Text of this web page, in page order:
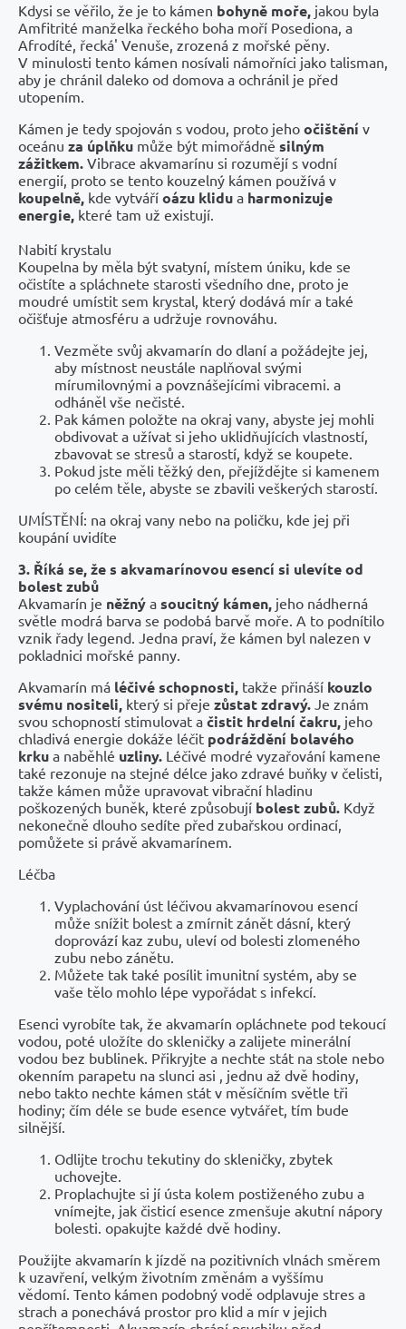
Kdysi se věřilo, že je to kámen bohyně moře, jakou byla
Amfitrité manželka řeckého boha moří Posediona, a
Afrodíté, řecká' Venuše, zrozená z mořské pěny.
V minulosti tento kámen nosívali námořníci jako talisman,
aby je chránil daleko od domova a ochránil je před
utopením.
Kámen je tedy spojován s vodou, proto jeho očištění v
oceánu za úplňku může být mimořádně silným
zážitkem. Vibrace akvamarínu si rozumějí s vodní
energií, proto se tento kouzelný kámen používá v
koupelně, kde vytváří oázu klidu a harmonizuje
energie, které tam už existují.
Nabití krystalu
Koupelna by měla být svatyní, místem úniku, kde se
očistíte a spláchnete starosti všedního dne, proto je
moudré umístit sem krystal, který dodává mír a také
očišťuje atmosféru a udržuje rovnováhu.
Vezměte svůj akvamarín do dlaní a požádejte jej,
aby místnost neustále naplňoval svými
mírumilovnými a povznášejícími vibracemi. a
odháněl vše nečisté.
Pak kámen položte na okraj vany, abyste jej mohli
obdivovat a užívat si jeho uklidňujících vlastností,
zbavovat se stresů a starostí, když se koupete.
Pokud jste měli těžký den, přejíždějte si kamenem
po celém těle, abyste se zbavili veškerých starostí.
UMÍSTĚNÍ: na okraj vany nebo na poličku, kde jej při
koupání uvidíte
3. Říká se, že s akvamarínovou esencí si ulevíte od
bolest zubů
Akvamarín je něžný a soucitný kámen, jeho nádherná
světle modrá barva se podobá barvě moře. A to podnítilo
vznik řady legend. Jedna praví, že kámen byl nalezen v
pokladnici mořské panny.
Akvamarín má léčivé schopnosti, takže přináší kouzlo
svému nositeli, který si přeje zůstat zdravý. Je znám
svou schopností stimulovat a čistit hrdelní čakru, jeho
chladivá energie dokáže léčit podráždění bolavého
krku a naběhlé uzliny. Léčivé modré vyzařování kamene
také rezonuje na stejné délce jako zdravé buňky v čelisti,
takže kámen může upravovat vibrační hladinu
poškozených buněk, které způsobují bolest zubů. Když
nekonečně dlouho sedíte před zubařskou ordinací,
pomůžete si právě akvamarínem.
Léčba
Vyplachování úst léčivou akvamarínovou esencí
může snížit bolest a zmírnit zánět dásní, který
doprovází kaz zubu, uleví od bolesti zlomeného
zubu nebo zánětu.
Můžete tak také posílit imunitní systém, aby se
vaše tělo mohlo lépe vypořádat s infekcí.
Esenci vyrobíte tak, že akvamarín opláchnete pod tekoucí
vodou, poté uložíte do skleničky a zalijete minerální
vodou bez bublinek. Přikryjte a nechte stát na stole nebo
okenním parapetu na slunci asi , jednu až dvě hodiny,
nebo takto nechte kámen stát v měsíčním světle tři
hodiny; čím déle se bude esence vytvářet, tím bude
silnější.
Odlijte trochu tekutiny do skleničky, zbytek
uchovejte.
Proplachujte si jí ústa kolem postiženého zubu a
vnímejte, jak čisticí esence zmenšuje akutní nápory
bolesti. opakujte každé dvě hodiny.
Použijte akvamarín k jízdě na pozitivních vlnách směrem
k uzavření, velkým životním změnám a vyššímu
vědomí. Tento kámen podobný vodě odplavuje stres a
strach a ponechává prostor pro klid a mír v jejich